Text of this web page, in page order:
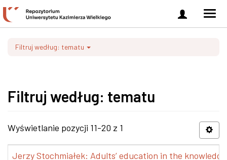
Zaloguj
się
Filtruj według: tematu
Filtruj według: tematu
Wyświetlanie pozycji 11-20 z 1
Jerzy Stochmiałek: Adults’ education in the